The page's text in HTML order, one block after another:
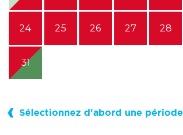
24 25 26 27 28
31
Sélectionnez d'abord une période